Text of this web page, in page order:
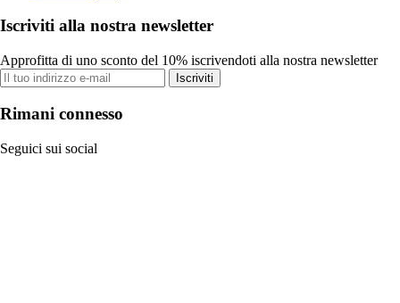
Iscriviti alla nostra newsletter
Approfitta di uno sconto del 10% iscrivendoti alla nostra newsletter
Iscriviti
Rimani connesso
Seguici sui social